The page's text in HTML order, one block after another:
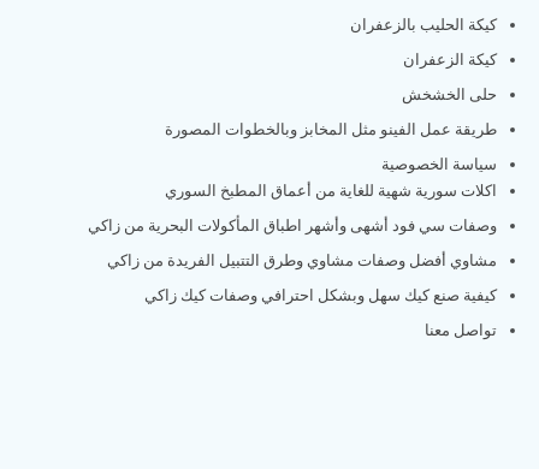
كيكة الحليب بالزعفران
كيكة الزعفران
حلى الخشخش
طريقة عمل الفينو مثل المخابز وبالخطوات المصورة
سياسة الخصوصية
اكلات سورية شهية للغاية من أعماق المطبخ السوري
وصفات سي فود أشهى وأشهر اطباق المأكولات البحرية من زاكي
مشاوي أفضل وصفات مشاوي وطرق التتبيل الفريدة من زاكي
كيفية صنع كيك سهل وبشكل احترافي وصفات كيك زاكي
تواصل معنا